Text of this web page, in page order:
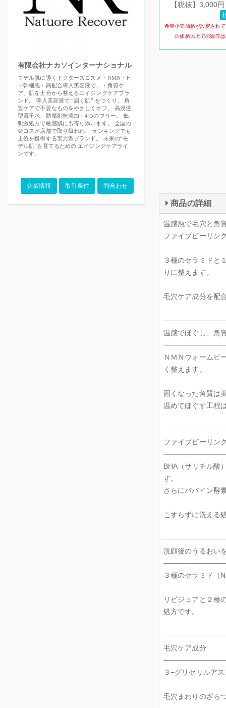
有限会社ナカソインターナショナル
モデル肌に導くドクターズコスメ・NMN・ヒ
ト幹細胞・高配合導入美容液で、・角質ケ
ア、肌を土台から整えるエイジングケアブラ
ンド。 導入美容液で “届く肌” をつくり、 角
質ケアで不要なものをやさしくオフ。 高浸透
型電子水、防腐剤無添加＋4つのフリー。 低
刺激処方で敏感肌にも寄り添います。 全国の
＠コスメ店舗で取り扱われ、 ランキングでも
上位を獲得する実力派ブランド。 未来の“モ
デル肌”を育てるための エイジングケアライ
ンです。
企業情報 取引条件 問合わせ
【税抜】3,000
希望小売価格が設定され
の価格以上での販売
商品の詳細
温感泡で毛穴と角
ファイブピーリン
３種のセラミドと
りに整えます。
毛穴ケア成分を配
温感でほぐし、角
ＮＭＮウォームピ
く整えます。
固くなった角質は
温めてほぐす工程
ファイブピーリン
BHA（サリチル酸
す。
さらにパパイン酵
こすらずに洗える
洗顔後のうるおい
３種のセラミド（
リピジュアと２種
処方です。
毛穴ケア成分
３−グリセリルア
毛穴まわりのざら